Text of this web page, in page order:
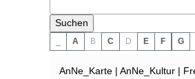
A B C D E F G
AnNe_Karte | AnNe_Kultur |